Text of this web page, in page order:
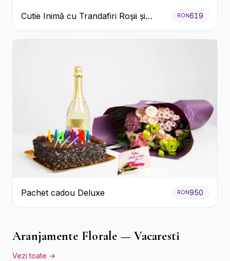
Cutie Inimă cu Trandafiri Roșii și
Bomboane Raffaello
RON619
Pachet cadou Deluxe RON950
Aranjamente Florale — Vacaresti
Vezi toate →